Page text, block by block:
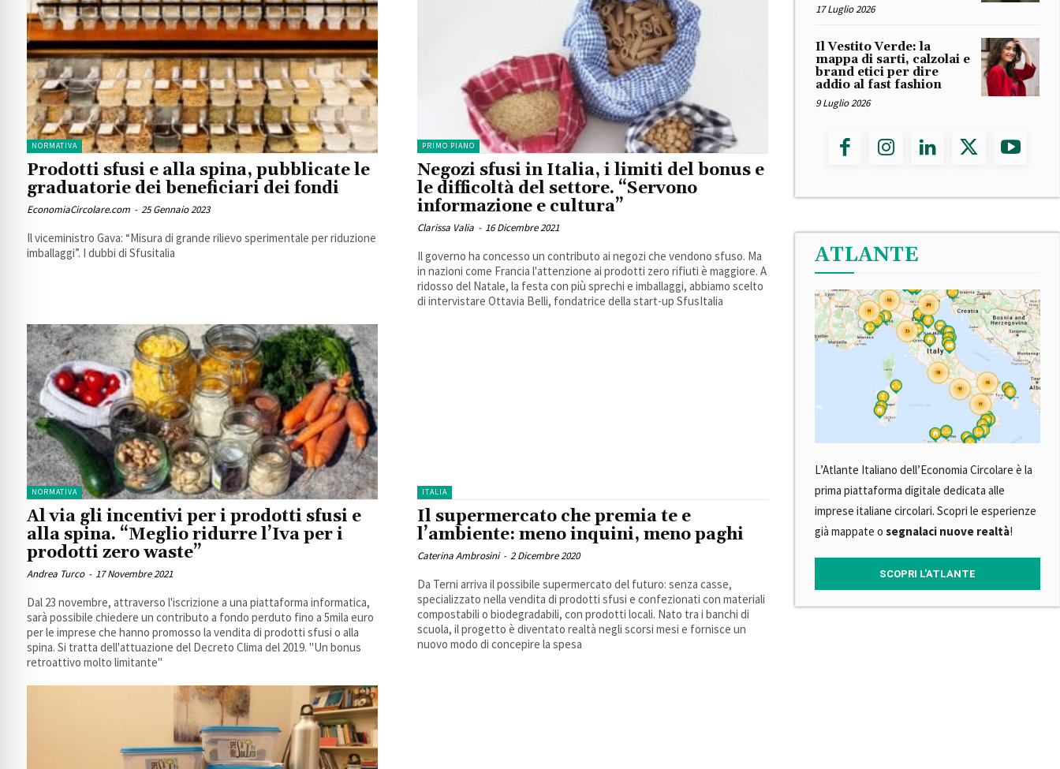
NORMATIVA
Prodotti sfusi e alla spina, pubblicate le
graduatorie dei beneficiari dei fondi
EconomiaCircolare.com - 25 Gennaio 2023
Il viceministro Gava: “Misura di grande rilievo sperimentale per riduzione
imballaggi”. I dubbi di Sfusitalia
PRIMO PIANO
Negozi sfusi in Italia, i limiti del bonus e
le difficoltà del settore. “Servono
informazione e cultura”
Clarissa Valia - 16 Dicembre 2021
Il governo ha concesso un contributo ai negozi che vendono sfuso. Ma
in nazioni come Francia l'attenzione ai prodotti zero rifiuti è maggiore. A
ridosso del Natale, la festa con più sprechi e imballaggi, abbiamo scelto
di intervistare Ottavia Belli, fondatrice della start-up SfusItalia
NORMATIVA
Al via gli incentivi per i prodotti sfusi e
alla spina. “Meglio ridurre l’Iva per i
prodotti zero waste”
Andrea Turco - 17 Novembre 2021
Dal 23 novembre, attraverso l'iscrizione a una piattaforma informatica,
sarà possibile chiedere un contributo a fondo perduto fino a 5mila euro
per le imprese che hanno promosso la vendita di prodotti sfusi o alla
spina. Si tratta dell'attuazione del Decreto Clima del 2019. "Un bonus
retroattivo molto limitante"
ITALIA
Il supermercato che premia te e
l’ambiente: meno inquini, meno paghi
Caterina Ambrosini - 2 Dicembre 2020
Da Terni arriva il possibile supermercato del futuro: senza casse,
specializzato nella vendita di prodotti sfusi e confezionati con materiali
compostabili o biodegradabili, con prodotti locali. Nato tra i banchi di
scuola, il progetto è diventato realtà negli scorsi mesi e fornisce un
nuovo modo di concepire la spesa
17 Luglio 2026
Il Vestito Verde: la
mappa di sarti, calzolai e
brand etici per dire
addio al fast fashion
9 Luglio 2026
ATLANTE
L’Atlante Italiano dell’Economia Circolare è la
prima piattaforma digitale dedicata alle
imprese italiane circolari. Scopri le esperienze
già mappate o segnalaci nuove realtà!
SCOPRI L'ATLANTE